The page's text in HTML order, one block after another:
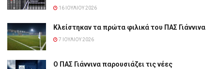
16 ΙΟΥΛΊΟΥ 2026
Κλείστηκαν τα πρώτα φιλικά του ΠΑΣ Γιάννινα
7 ΙΟΥΛΊΟΥ 2026
Ο ΠΑΣ Γιάννινα παρουσιάζει τις νέες